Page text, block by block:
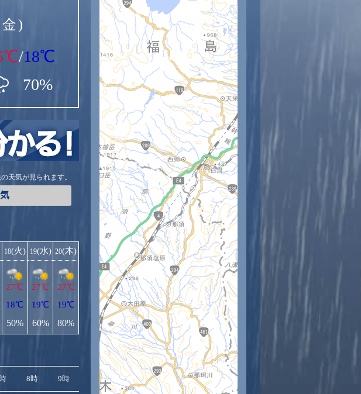
)
/18℃
70%
天気が見られます。
18(火)
27℃
18℃
50%
19(水)
27℃
19℃
60%
20(木)
27℃
19℃
80%
8時 9時 10時 11時 12時 13時 14時